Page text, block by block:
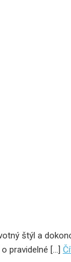
štýl a
pravidelné […]